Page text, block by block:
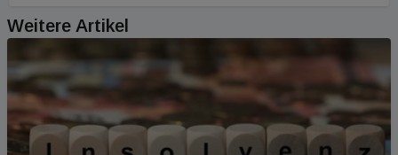
Weitere Artikel